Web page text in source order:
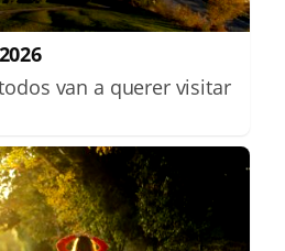
van a querer visitar